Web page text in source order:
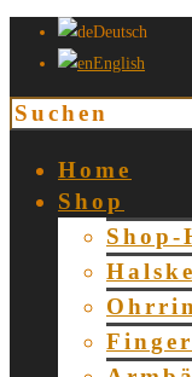
Deutsch
English
Home
Shop
Shop-